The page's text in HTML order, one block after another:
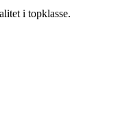
i topklasse.